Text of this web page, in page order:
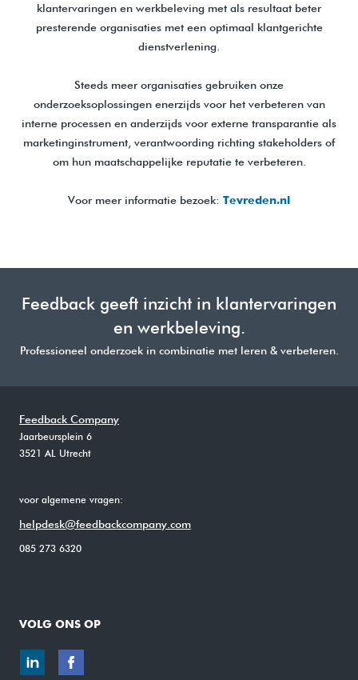
klantervaringen en werkbeleving met als resultaat beter
presterende organisaties met een optimaal klantgerichte
dienstverlening.
Steeds meer organisaties gebruiken onze
onderzoeksoplossingen enerzijds voor het verbeteren van
interne processen en anderzijds voor externe transparantie als
marketinginstrument, verantwoording richting stakeholders of
om hun maatschappelijke reputatie te verbeteren.
Voor meer informatie bezoek: Tevreden.nl
Feedback geeft inzicht in klantervaringen
en werkbeleving.
Professioneel onderzoek in combinatie met leren & verbeteren.
Feedback Company
Jaarbeursplein 6
3521 AL Utrecht
voor algemene vragen:
helpdesk@feedbackcompany.com
085 273 6320
VOLG ONS OP